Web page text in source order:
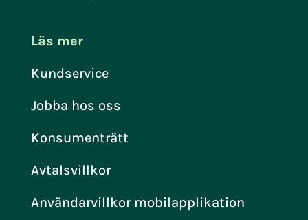
Läs mer
Kundservice
Jobba hos oss
Konsumenträtt
Avtalsvillkor
Användarvillkor mobilapplikation